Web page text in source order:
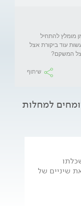
מומלץ להתחיל
עוד ביקורת אצל
המשקם?
שיתוף
למחלות
שיניים של